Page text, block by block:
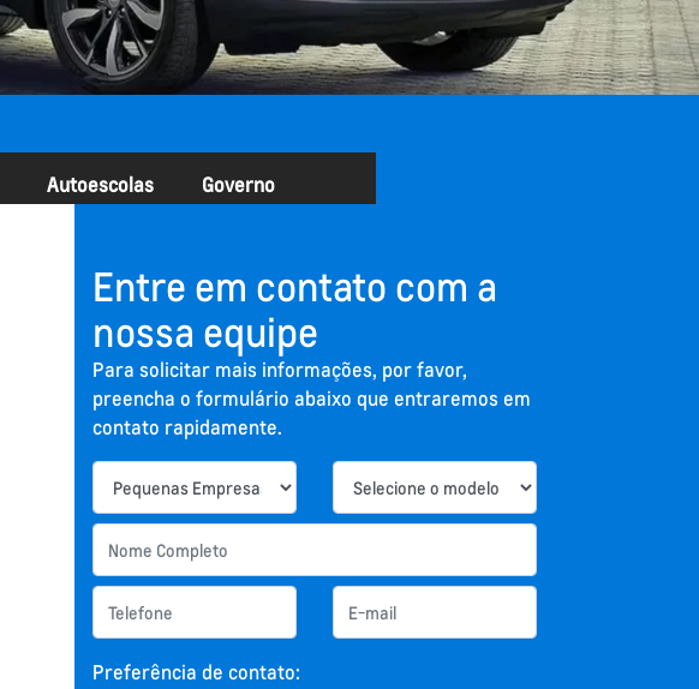
Autoescolas Governo
Entre em contato com a
nossa equipe
Para solicitar mais informações, por favor,
preencha o formulário abaixo que entraremos em
contato rapidamente.
Preferência de contato: